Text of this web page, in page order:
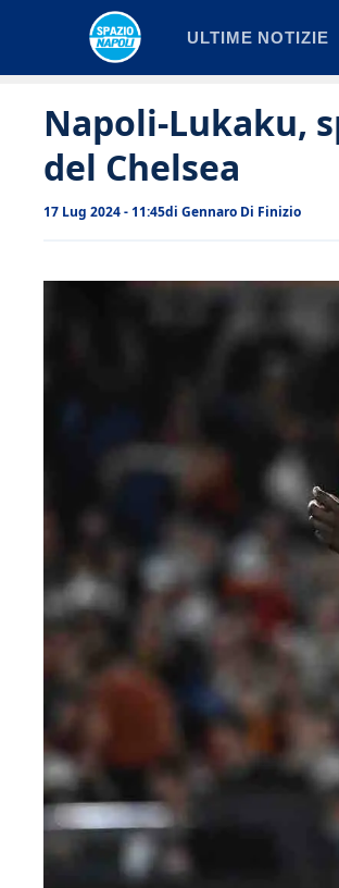
ULTIME NOTIZIE
Napoli-Lukaku,
del Chelsea
17 Lug 2024 - 11:45di Gennaro Di Finizio